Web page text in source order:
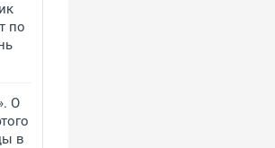
по
О
в